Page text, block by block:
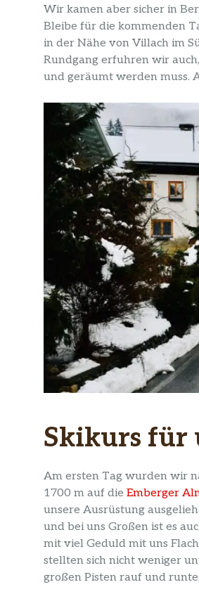
Wir kamen aber sicher in
Bleibe für die kommenden
in der Nähe von Villach im
Rundgang erfuhren wir
und geräumt werden muss.
Skikurs für
Am ersten Tag wurden wir
1700 m auf die Emberger
unsere Ausrüstung
und bei uns Großen ist es
mit viel Geduld mit uns
stellten sich nicht weniger
großen Pisten rauf und